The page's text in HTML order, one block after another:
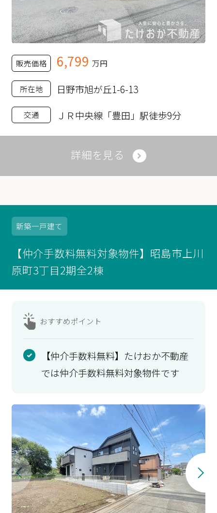
販売価格 6,799 万円
所在地 日野市旭が丘1-6-13
交通 ＪＲ中央線「豊田」駅徒歩9分
詳細を見る
新築一戸建て
【仲介手数料無料対象物件】昭島市上川
原町3丁目2期全2棟
おすすめポイント
【仲介手数料無料】たけおか不動産
では仲介手数料無料対象物件です